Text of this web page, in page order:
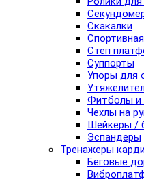
Скакалки
Степ
Суппорты
Упоры для
Фитболы и
Чехлы на
Шейкеры /
Эспандеры
Тренажеры
Беговые